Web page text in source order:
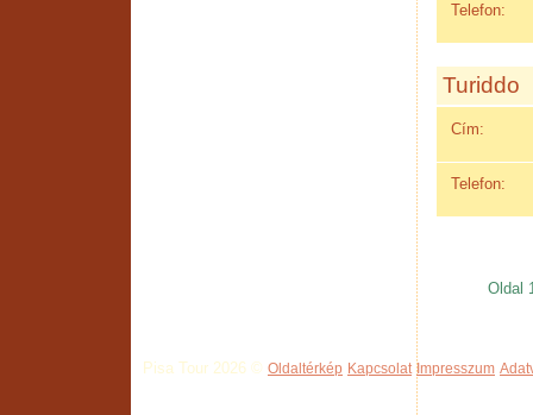
Telefon:
Turiddo
Cím:
Telefon:
Oldal
Pisa Tour 2026 © Oldaltérkép Kapcsolat Impresszum